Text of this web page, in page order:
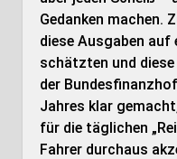
Gedanken machen.
diese Ausgaben
schätzten und
der
Jahres klar
für die täglichen
Fahrer durchaus